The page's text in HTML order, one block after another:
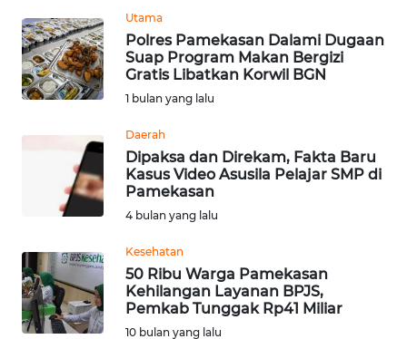
Utama
Polres Pamekasan Dalami Dugaan
Suap Program Makan Bergizi
Gratis Libatkan Korwil BGN
1 bulan yang lalu
Daerah
Dipaksa dan Direkam, Fakta Baru
Kasus Video Asusila Pelajar SMP di
Pamekasan
4 bulan yang lalu
Kesehatan
50 Ribu Warga Pamekasan
Kehilangan Layanan BPJS,
Pemkab Tunggak Rp41 Miliar
10 bulan yang lalu
EKUIN
SAINS-TEKNO
INTERNASIONAL
PENDIDIKAN
OLAHRAGA